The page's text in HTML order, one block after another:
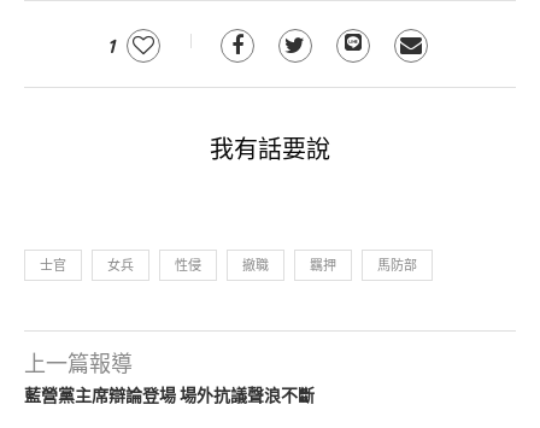
1
我有話要說
士官 女兵 性侵 撤職 羈押 馬防部
上一篇報導
藍營黨主席辯論登場 場外抗議聲浪不斷